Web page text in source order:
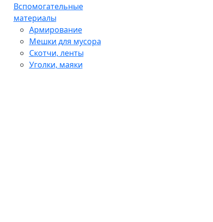
Вспомогательные
материалы
Армирование
Мешки для мусора
Скотчи, ленты
Уголки, маяки